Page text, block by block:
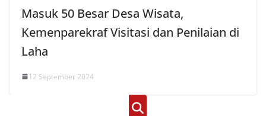
Masuk 50 Besar Desa Wisata,
Kemenparekraf Visitasi dan Penilaian di
Laha
12 September 2024
Cari